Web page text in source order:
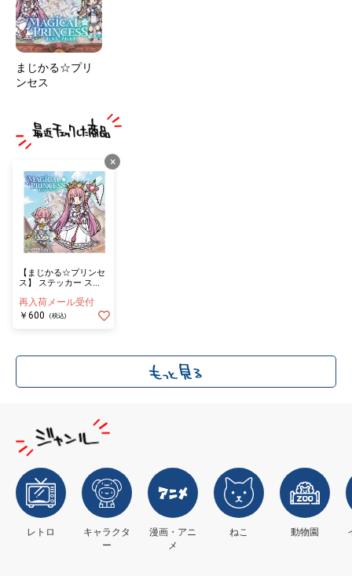
まじかる☆プリ
ンセス
×
【まじかる☆プリンセ
ス】 ステッカー スク
再入荷メール受付
￥600
(税込)
レトロ
キャラクタ
ー
漫画・アニ
メ
ねこ 動物園